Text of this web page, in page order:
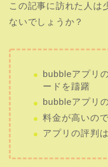
この記事に訪れた人は
ないでしょうか？
bubbleアプリ
ードを躊躇
bubbleアプリ
料金が高いの
アプリの評判